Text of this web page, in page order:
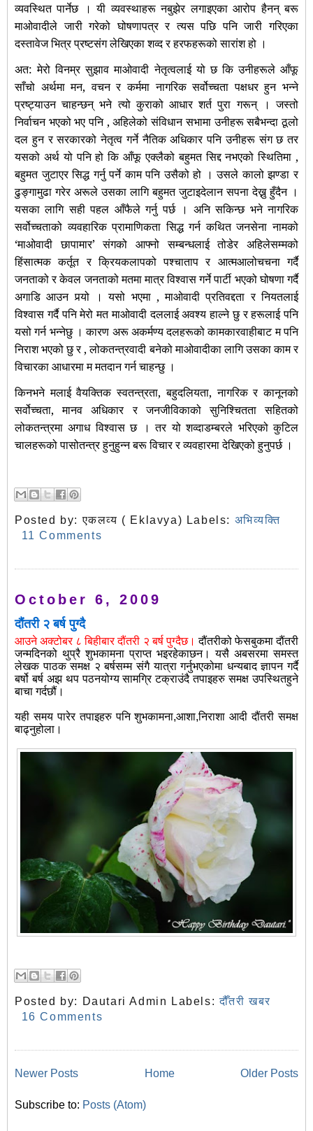
व्यवस्थित पार्नेछ । यी व्यवस्थाहरू नबुझेर लगाइएका आरोप हैनन् बरू
माओवादीले जारी गरेको घोषणापत्र र त्यस पछि पनि जारी गरिएका
दस्तावेज भित्र प्रष्टसंग लेखिएका शव्द र हरफहरूको सारांश हो ।
अत: मेरो विनम्र सुझाव माओवादी नेतृत्वलाई यो छ कि उनीहरूले आँफू
साँचो अर्थमा मन, वचन र कर्ममा नागरिक सर्वोच्चता पक्षधर हुन भन्ने
प्रष्ट्याउन चाहन्छन् भने त्यो कुराको आधार शर्त पुरा गरून् । जस्तो
निर्वाचन भएको भए पनि , अहिलेको संविधान सभामा उनीहरू सबैभन्दा ठूलो
दल हुन र सरकारको नेतृत्व गर्ने नैतिक अधिकार पनि उनीहरू संग छ तर
यसको अर्थ यो पनि हो कि आँफू एक्लैको बहुमत सिद्द नभएको स्थितिमा ,
बहुमत जुटाएर सिद्ध गर्नु पर्ने काम पनि उसैको हो । उसले कालो झण्डा र
ढुङ्गामुढा गरेर अरूले उसका लागि बहुमत जुटाइदेलान सपना देख्नु हुँदैन ।
यसका लागि सही पहल आँफैले गर्नु पर्छ । अनि सकिन्छ भने नागरिक
सर्वोच्चताको व्यवहारिक प्रामाणिकता सिद्ध गर्न कथित जनसेना नामको
‘माओवादी छापामार’ संगको आफ्नो सम्बन्धलाई तोडेर अहिलेसम्मको
हिंसात्मक कर्तूत र क्रियकलापको पश्चाताप र आत्मआलोचचना गर्दै
जनताको र केवल जनताको मतमा मात्र विश्वास गर्ने पार्टी भएको घोषणा गर्दै
अगाडि आउन पर्‍यो । यसो भएमा , माओवादी प्रतिवद्दता र नियतलाई
विश्वास गर्दै पनि मेरो मत माओवादी दललाई अवश्य हाल्ने छु र हरूलाई पनि
यसो गर्न भन्नेछु । कारण अरू अकर्मण्य दलहरूको कामकारवाहीबाट म पनि
निराश भएको छु र , लोकतन्त्रवादी बनेको माओवादीका लागि उसका काम र
विचारका आधारमा म मतदान गर्न चाहन्छु ।
किनभने मलाई वैयक्तिक स्वतन्त्रता, बहुदलियता, नागरिक र कानूनको
सर्वोच्चता, मानव अधिकार र जनजीविकाको सुनिश्चितता सहितको
लोकतन्त्रमा अगाध विश्वास छ । तर यो शव्दाडम्बरले भरिएको कुटिल
चालहरूको पासोतन्त्र हुनुहुन्न बरू विचार र व्यवहारमा देखिएको हुनुपर्छ ।
Posted by:एकलव्य ( Eklavya) Labels: अभिव्यक्ति
11 Comments
October 6, 2009
दौंतरी २ बर्ष पुग्दै
आउने अक्टोबर ८ बिहीबार दौंतरी २ बर्ष पुग्दैछ। दौंतरीको फेसबुकमा दौंतरी
जन्मदिनको थुप्रै शुभकामना प्राप्त भइरहेकाछन। यसै अबसरमा समस्त
लेखक पाठक समक्ष २ बर्षसम्म संगै यात्रा गर्नुभएकोमा धन्यबाद ज्ञापन गर्दै
बर्षो बर्ष अझ थप पठनयोग्य सामग्रि टक्राउंदै तपाइहरु समक्ष उपस्थितहुने
बाचा गर्दछौं।
यही समय पारेर तपाइहरु पनि शुभकामना,आशा,निराशा आदी दौंतरी समक्ष
बाढ्नुहोला।
Posted by: Dautari Admin Labels:दौँतरी खबर
16 Comments
Newer Posts Older Posts
Home
Subscribe to: Posts (Atom)